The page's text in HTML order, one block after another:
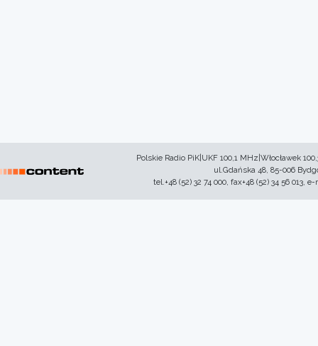
Polskie Radio PiK|UKF 100,1 MHz|Włocławek
ul.Gdańska 48, 85-006
tel.+48 (52) 32 74 000, fax+48 (52) 34 56 013,